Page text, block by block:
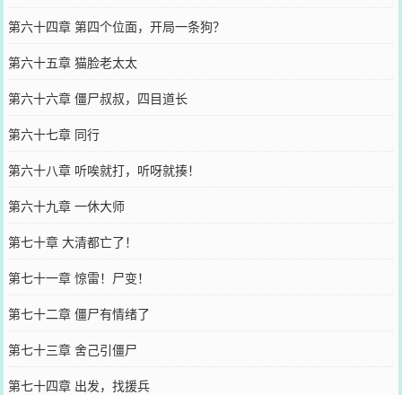
第六十四章 第四个位面，开局一条狗？
第六十五章 猫脸老太太
第六十六章 僵尸叔叔，四目道长
第六十七章 同行
第六十八章 听唉就打，听呀就揍！
第六十九章 一休大师
第七十章 大清都亡了！
第七十一章 惊雷！尸变！
第七十二章 僵尸有情绪了
第七十三章 舍己引僵尸
第七十四章 出发，找援兵